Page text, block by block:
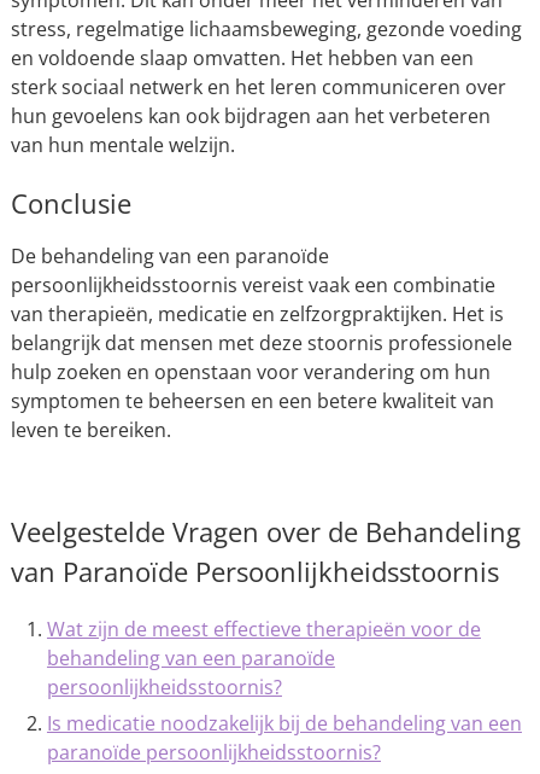
stress, regelmatige lichaamsbeweging, gezonde voeding
en voldoende slaap omvatten. Het hebben van een
sterk sociaal netwerk en het leren communiceren over
hun gevoelens kan ook bijdragen aan het verbeteren
van hun mentale welzijn.
Conclusie
De behandeling van een paranoïde
persoonlijkheidsstoornis vereist vaak een combinatie
van therapieën, medicatie en zelfzorgpraktijken. Het is
belangrijk dat mensen met deze stoornis professionele
hulp zoeken en openstaan voor verandering om hun
symptomen te beheersen en een betere kwaliteit van
leven te bereiken.
Veelgestelde Vragen over de Behandeling
van Paranoïde Persoonlijkheidsstoornis
Wat zijn de meest effectieve therapieën voor de
behandeling van een paranoïde
persoonlijkheidsstoornis?
Is medicatie noodzakelijk bij de behandeling van een
paranoïde persoonlijkheidsstoornis?